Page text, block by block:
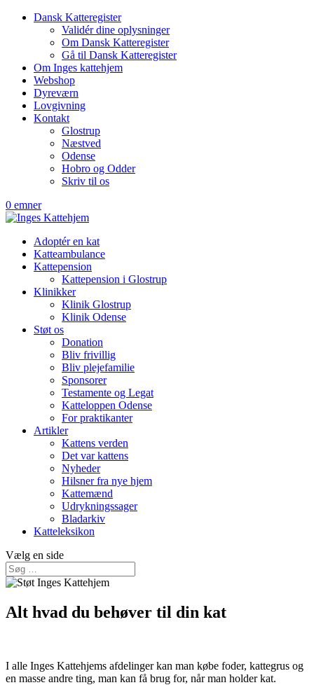
Dansk Katteregister
Validér dine oplysninger
Om Dansk Katteregister
Gå til Dansk Katteregister
Om Inges kattehjem
Webshop
Dyreværn
Lovgivning
Kontakt
Glostrup
Næstved
Odense
Hobro og Odder
Skriv til os
0 emner
Adoptér en kat
Katteambulance
Kattepension
Kattepension i Glostrup
Klinikker
Klinik Glostrup
Klinik Odense
Støt os
Donation
Bliv frivillig
Bliv plejefamilie
Sponsorer
Testamente og Legat
Katteloppen Odense
For praktikanter
Artikler
Kattens verden
Det var kattens
Nyheder
Hilsner fra nye hjem
Kattemænd
Udrykningssager
Bladarkiv
Katteleksikon
Vælg en side
Alt hvad du behøver til din kat
I alle Inges Kattehjems afdelinger kan man købe foder, kattegrus og
en masse andre ting, man kan få brug for, når man holder kat.